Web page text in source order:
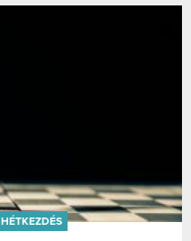
HÉTKEZDÉS